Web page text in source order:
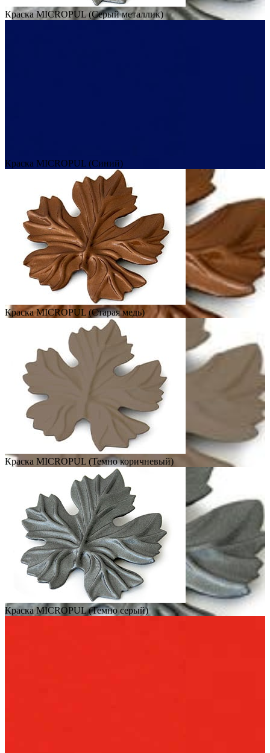
Краска MICROPUL (Серый металлик)
Краска MICROPUL (Синий)
Краска MICROPUL (Старая медь)
Краска MICROPUL (Темно коричневый)
Краска MICROPUL (Темно серый)